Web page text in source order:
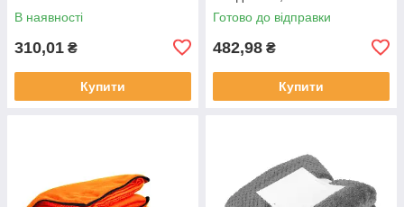
В наявності
310,01 ₴
Купити
Готово до відправки
482,98 ₴
Купити